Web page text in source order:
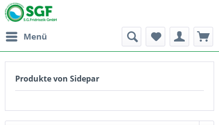
Menü
Produkte von Sidepar